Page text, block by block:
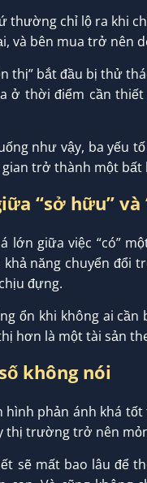
thường chỉ lộ ra khi
và bên mua trở nên
thị” bắt đầu bị thử
ở thời điểm cần
như vậy, ba yếu
trở thành một bất
“sở hữu”
lớn giữa việc “có”
năng chuyển đổi
đựng.
ổn khi không ai
hơn là một tài sản
không nói
hình phản ánh khá
thị trường trở nên
sẽ mất bao lâu để